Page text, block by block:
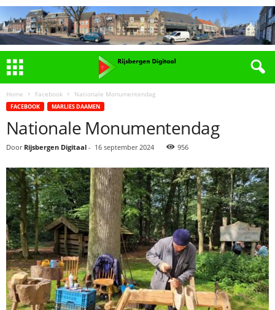
Home Facebook Nationale Monumentendag
FACEBOOK MARLIES DAAMEN
Nationale Monumentendag
Door Rijsbergen Digitaal - 16 september 2024 956